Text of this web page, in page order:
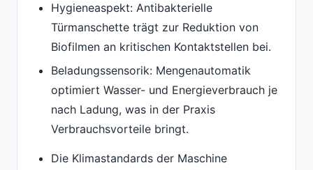
Hygieneaspekt: Antibakterielle
Türmanschette trägt zur Reduktion von
Biofilmen an kritischen Kontaktstellen bei.
Beladungssensorik: Mengenautomatik
optimiert Wasser- und Energieverbrauch je
nach Ladung, was in der Praxis
Verbrauchsvorteile bringt.
Die Klimastandards der Maschine